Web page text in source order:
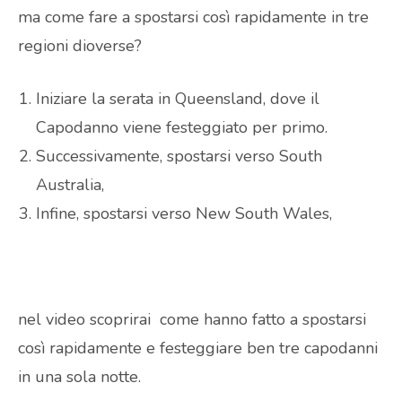
ma come fare a spostarsi così rapidamente in tre
regioni dioverse?
Iniziare la serata in Queensland, dove il
Capodanno viene festeggiato per primo.
Successivamente, spostarsi verso South
Australia,
Infine, spostarsi verso New South Wales,
nel video scoprirai come hanno fatto a spostarsi
così rapidamente e festeggiare ben tre capodanni
in una sola notte.